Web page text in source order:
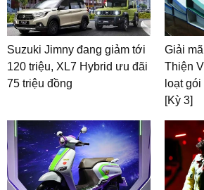
Suzuki Jimny đang giảm tới
120 triệu, XL7 Hybrid ưu đãi
75 triệu đồng
Giải
Thiện
loạt
[Kỳ 3]